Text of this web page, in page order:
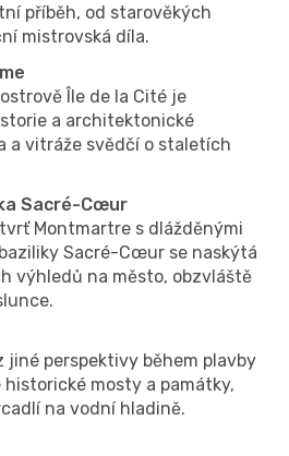
příběh, od starověkých
mistrovská díla.
Île de la Cité je
a architektonické
a vitráže svědčí o staletích
Sacré-Cœur
Montmartre s dlážděnými
Sacré-Cœur se naskýtá
výhledů na město, obzvláště
jiné perspektivy během plavby
historické mosty a památky,
na vodní hladině.